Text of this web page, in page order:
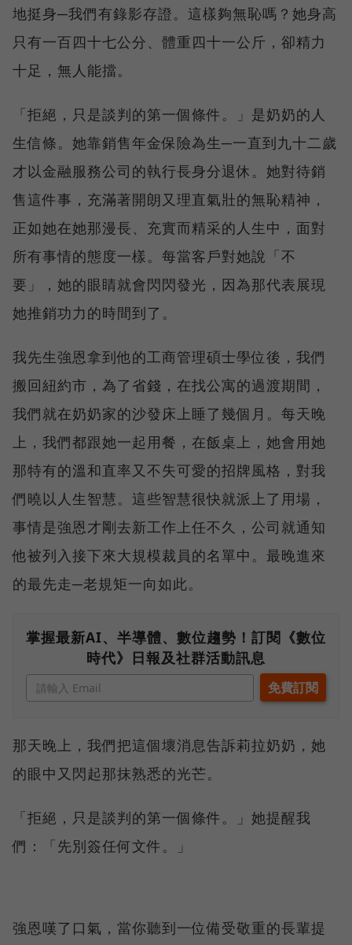
地挺身─我們有錄影存證。這樣夠無恥嗎？她身高
只有一百四十七公分、體重四十一公斤，卻精力
十足，無人能擋。
「拒絕，只是談判的第一個條件。」是奶奶的人
生信條。她靠銷售年金保險為生─一直到九十二歲
才以金融服務公司的執行長身分退休。她對待銷
售這件事，充滿著開朗又理直氣壯的無恥精神，
正如她在她那漫長、充實而精采的人生中，面對
所有事情的態度一樣。每當客戶對她說「不
要」，她的眼睛就會閃閃發光，因為那代表展現
她推銷功力的時間到了。
我先生強恩拿到他的工商管理碩士學位後，我們
搬回紐約市，為了省錢，在找公寓的過渡期間，
我們就在奶奶家的沙發床上睡了幾個月。每天晚
上，我們都跟她一起用餐，在飯桌上，她會用她
那特有的溫和直率又不失可愛的招牌風格，對我
們曉以人生智慧。這些智慧很快就派上了用場，
事情是強恩才剛去新工作上任不久，公司就通知
他被列入接下來大規模裁員的名單中。最晚進來
的最先走─老規矩一向如此。
掌握最新AI、半導體、數位趨勢！訂閱《數位
時代》日報及社群活動訊息
那天晚上，我們把這個壞消息告訴莉拉奶奶，她
的眼中又閃起那抹熟悉的光芒。
「拒絕，只是談判的第一個條件。」她提醒我
們：「先別簽任何文件。」
強恩嘆了口氣，當你聽到一位備受敬重的長輩提